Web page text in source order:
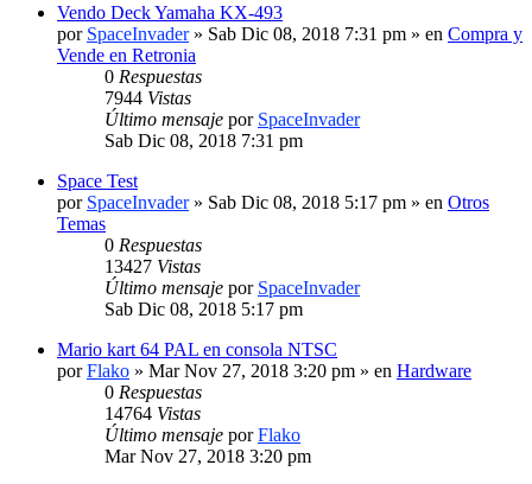
Vendo Deck Yamaha KX-493
por SpaceInvader» Sab Dic 08, 2018 7:31 pm » en Compra y
Vende en Retronia
0 Respuestas
7944 Vistas
Último mensaje por SpaceInvader
Sab Dic 08, 2018 7:31 pm
Space Test
por SpaceInvader» Sab Dic 08, 2018 5:17 pm » en Otros
Temas
0 Respuestas
13427 Vistas
Último mensaje por SpaceInvader
Sab Dic 08, 2018 5:17 pm
Mario kart 64 PAL en consola NTSC
porFlako » Mar Nov 27, 2018 3:20 pm » en Hardware
0 Respuestas
14764 Vistas
Último mensaje porFlako
Mar Nov 27, 2018 3:20 pm